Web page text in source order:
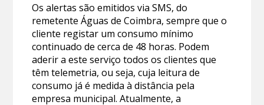
Os alertas são emitidos via SMS, do
remetente Águas de Coimbra, sempre que o
cliente registar um consumo mínimo
continuado de cerca de 48 horas. Podem
aderir a este serviço todos os clientes que
têm telemetria, ou seja, cuja leitura de
consumo já é medida à distância pela
empresa municipal. Atualmente, a